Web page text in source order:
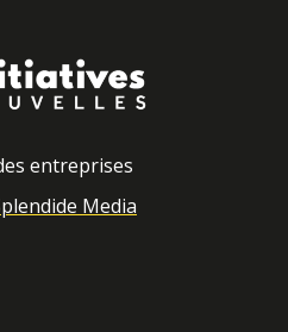
entreprises
Media